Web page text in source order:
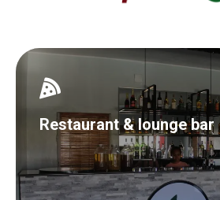
Restaurant & lounge bar